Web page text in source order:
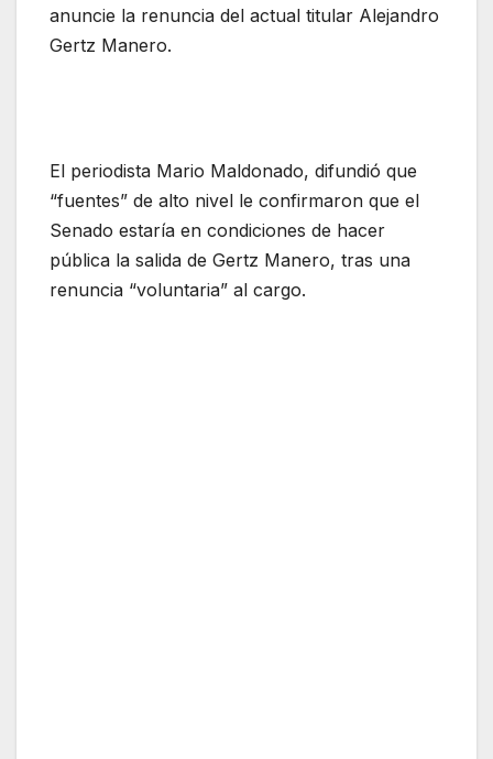
anuncie la renuncia del actual titular Alejandro
Gertz Manero.
El periodista Mario Maldonado, difundió que
“fuentes” de alto nivel le confirmaron que el
Senado estaría en condiciones de hacer
pública la salida de Gertz Manero, tras una
renuncia “voluntaria” al cargo.